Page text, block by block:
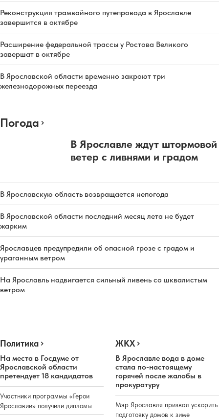
Реконструкция трамвайного путепровода в Ярославле
завершится в октябре
Расширение федеральной трассы у Ростова Великого
завершат в октябре
В Ярославской области временно закроют три
железнодорожных переезда
Погода
В Ярославле ждут штормовой
ветер с ливнями и градом
В Ярославскую область возвращается непогода
В Ярославской области последний месяц лета не будет
жарким
Ярославцев предупредили об опасной грозе с градом и
ураганным ветром
На Ярославль надвигается сильный ливень со шквалистым
ветром
Политика
На места в Госдуме от
Ярославской области
претендует 18 кандидатов
Участники программы «Герои
Ярославии» получили дипломы
ЖКХ
В Ярославле вода в доме
стала по-настоящему
горячей после жалобы в
прокуратуру
Мэр Ярославля призвал ускорить
подготовку домов к зиме